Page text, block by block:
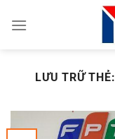
đến
LƯU TRỮ THẺ: